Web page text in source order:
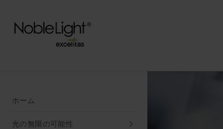
ホーム
光の無限の可能性